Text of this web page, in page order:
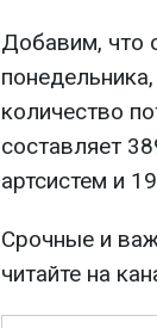
Добавим, что
количество
составляет
артсистем и
Срочные и
читайте на